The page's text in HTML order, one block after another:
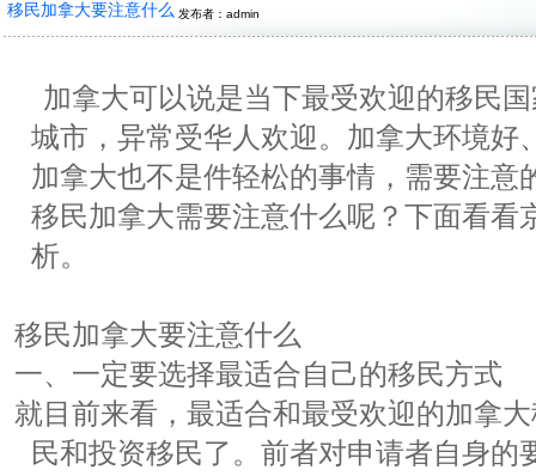
移民加拿大要注意什么 发布者：admin
加拿大可以说是当下最受欢迎的移民
城市，异常受华人欢迎。加拿大环境好
加拿大也不是件轻松的事情，需要注意
移民加拿大需要注意什么呢？下面看看
析。
移民加拿大要注意什么
一、一定要选择最适合自己的移民方式
就目前来看，最适合和最受欢迎的加拿
民和投资移民了。前者对申请者自身的